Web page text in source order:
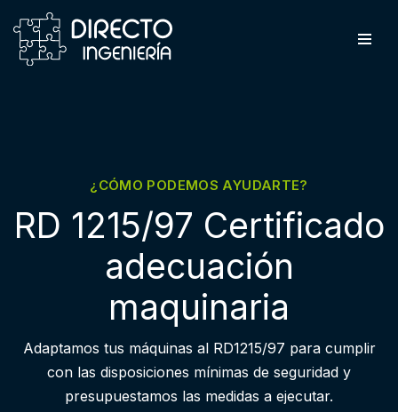
Saltar
¿CÓMO PODEMOS AYUDARTE?
RD 1215/97 Certificado
adecuación
maquinaria
Adaptamos tus máquinas al RD1215/97 para cumplir
con las disposiciones mínimas de seguridad y
presupuestamos las medidas a ejecutar.